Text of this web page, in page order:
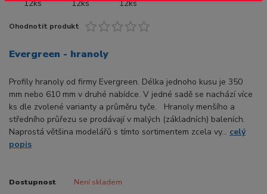
Ohodnotit produkt
Evergreen - hranoly
Profily hranoly od firmy Evergreen. Délka jednoho kusu je 350
mm nebo 610 mm v druhé nabídce. V jedné sadě se nachází více
ks dle zvolené varianty a průměru tyče. Hranoly menšího a
středního průřezu se prodávají v malých (základních) baleních.
Naprostá většina modelářů s tímto sortimentem zcela vy... celý
popis
Dostupnost Není skladem